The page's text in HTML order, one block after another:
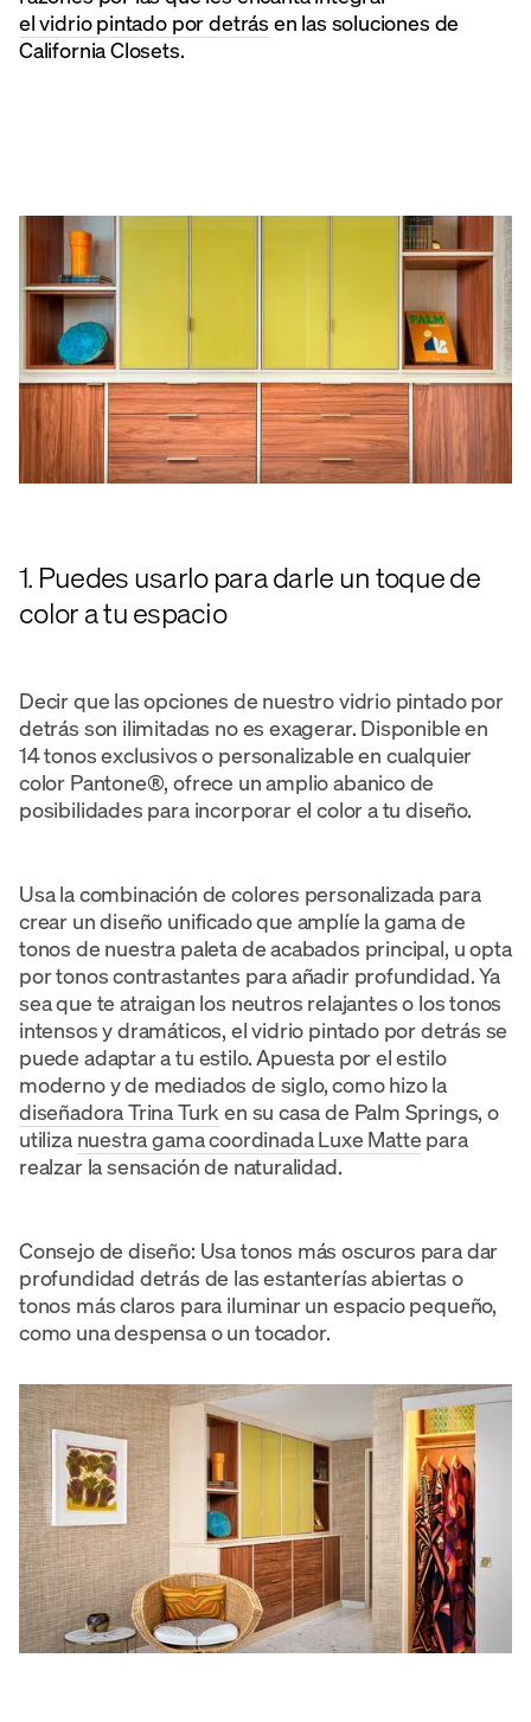
el vidrio pintado por detrás en las soluciones de
California Closets.
1. Puedes usarlo para darle un toque de
color a tu espacio
Decir que las opciones de nuestro vidrio pintado por
detrás son ilimitadas no es exagerar. Disponible en
14 tonos exclusivos o personalizable en cualquier
color Pantone®, ofrece un amplio abanico de
posibilidades para incorporar el color a tu diseño.
Usa la combinación de colores personalizada para
crear un diseño unificado que amplíe la gama de
tonos de nuestra paleta de acabados principal, u opta
por tonos contrastantes para añadir profundidad. Ya
sea que te atraigan los neutros relajantes o los tonos
intensos y dramáticos, el vidrio pintado por detrás se
puede adaptar a tu estilo. Apuesta por el estilo
moderno y de mediados de siglo, como hizo la
diseñadora Trina Turken su casa de Palm Springs, o
utiliza nuestra gama coordinada Luxe Matte para
realzar la sensación de naturalidad.
Consejo de diseño: Usa tonos más oscuros para dar
profundidad detrás de las estanterías abiertas o
tonos más claros para iluminar un espacio pequeño,
como una despensa o un tocador.